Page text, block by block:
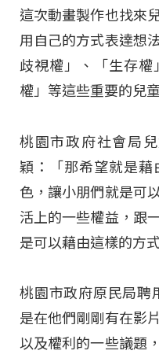
這次動畫製作也找來
用自己的方式表達想
歧視權」、「生存權
權」等這些重要的兒
桃園市政府社會局
穎：「那希望就是藉
色，讓小朋們就是可
活上的一些權益，跟
是可以藉由這樣的方
桃園市政府原民局聘
是在他們剛剛有在影
以及權利的一些議題